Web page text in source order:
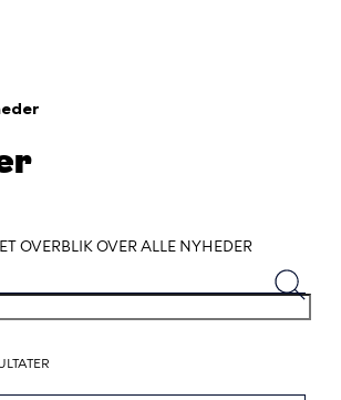
OVERBLIK OVER ALLE NYHEDER